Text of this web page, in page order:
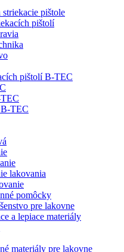
pištole
pištolí
pištolí B-TEC
TEC
lakovania
pomôcky
pre lakovne
a lepiace materiály
materiály pre lakovne